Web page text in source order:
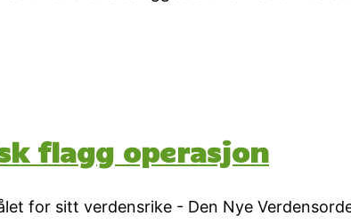
flagg operasjon
for sitt verdensrike - Den Nye